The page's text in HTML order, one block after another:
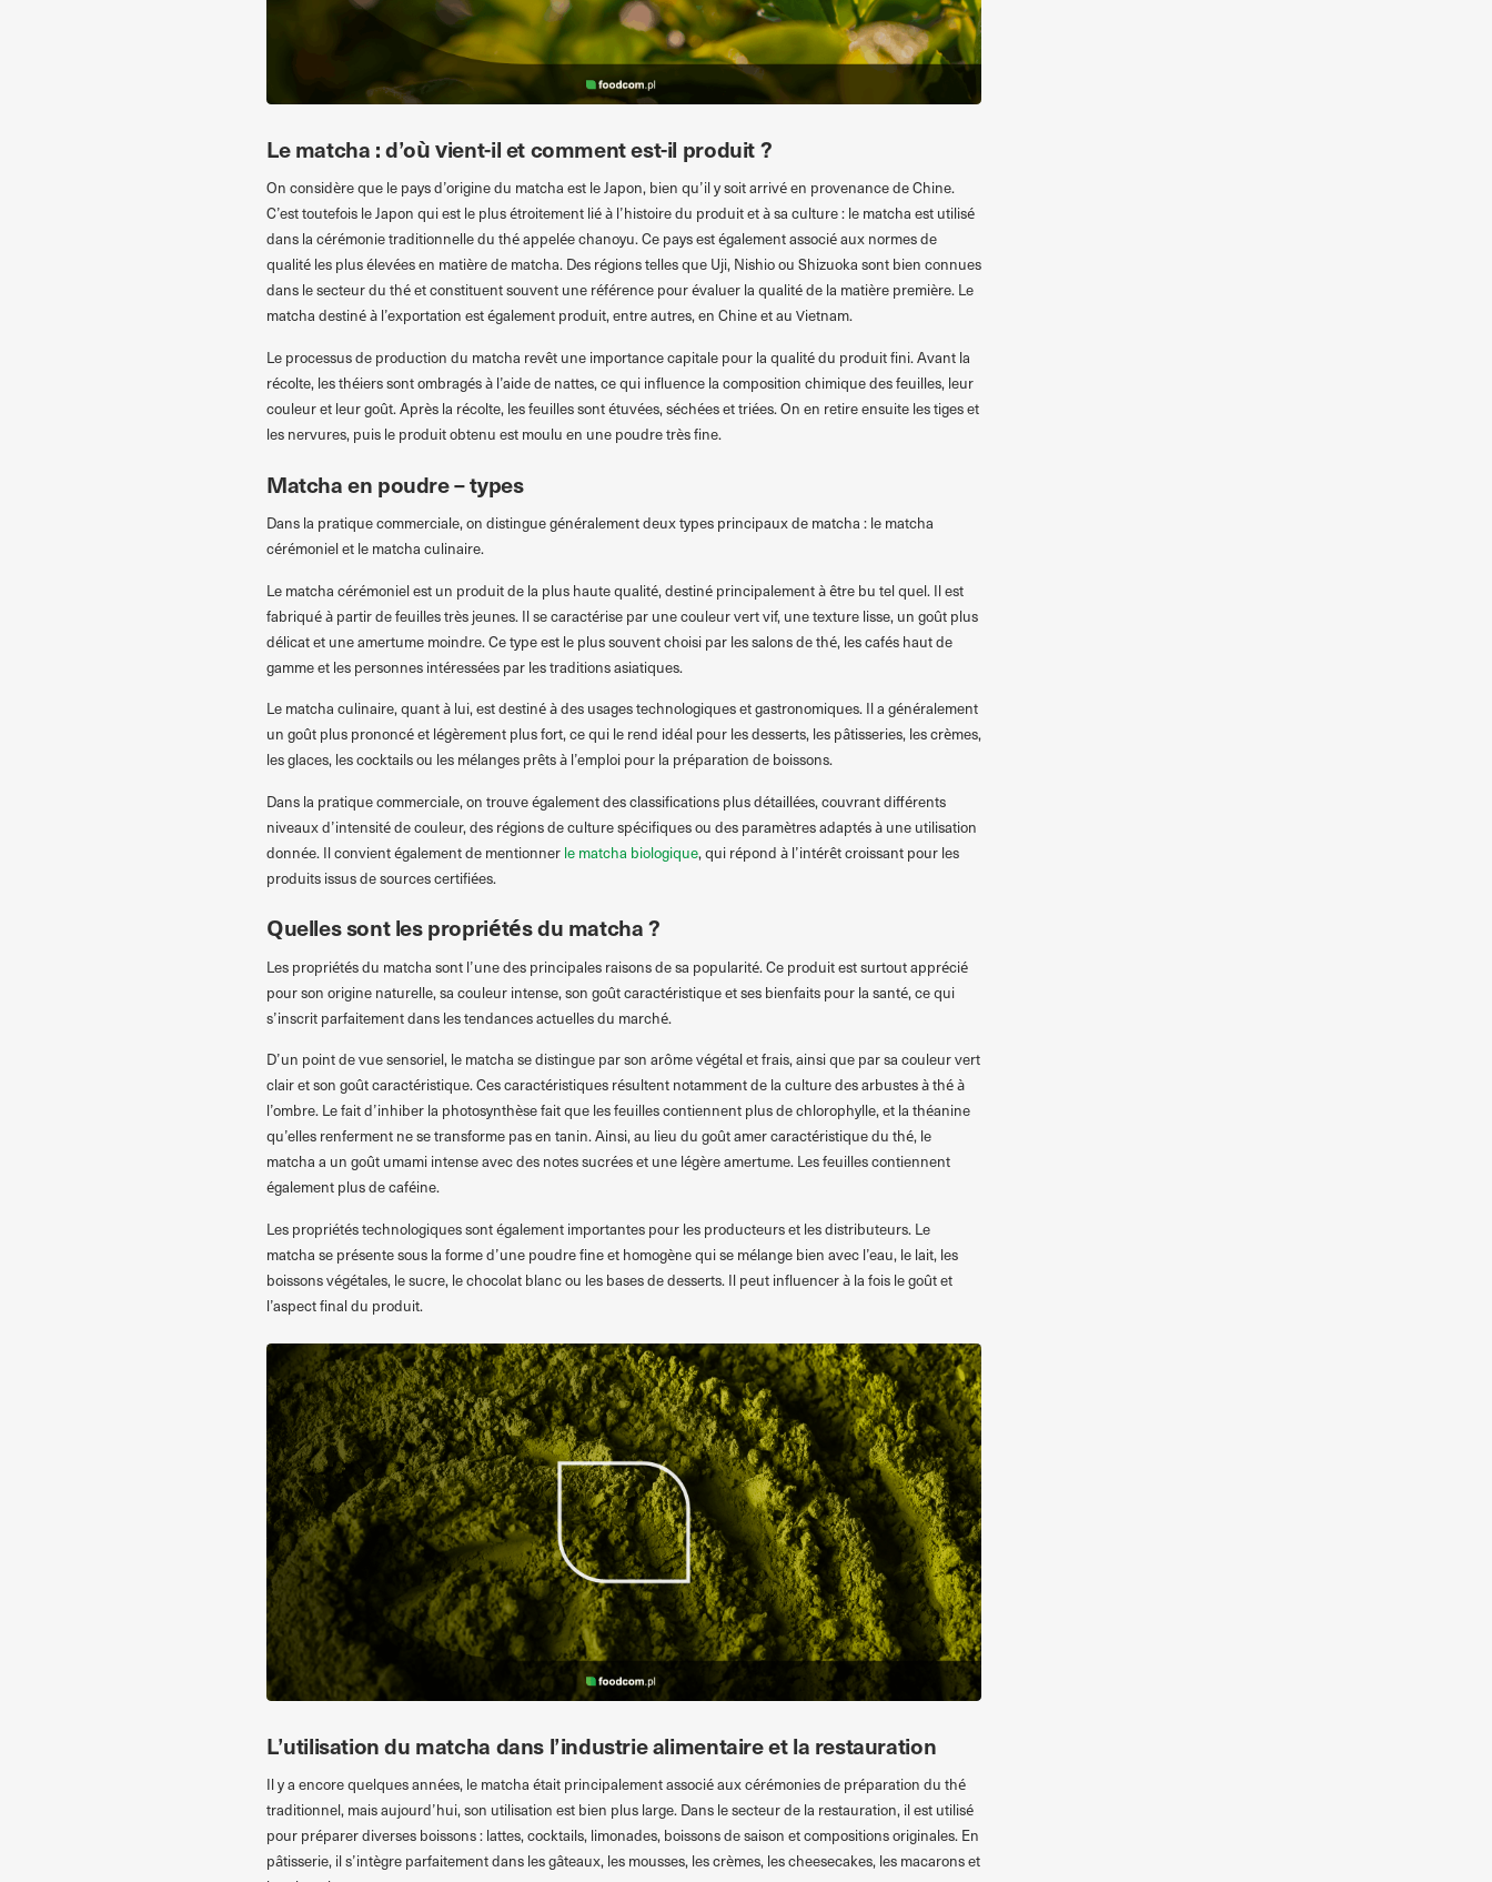
Le matcha : d’où vient-il et comment est-il produit ?
On considère que le pays d’origine du matcha est le Japon, bien qu’il y soit arrivé en provenance de Chine.
C’est toutefois le Japon qui est le plus étroitement lié à l’histoire du produit et à sa culture : le matcha est utilisé
dans la cérémonie traditionnelle du thé appelée chanoyu. Ce pays est également associé aux normes de
qualité les plus élevées en matière de matcha. Des régions telles que Uji, Nishio ou Shizuoka sont bien connues
dans le secteur du thé et constituent souvent une référence pour évaluer la qualité de la matière première. Le
matcha destiné à l’exportation est également produit, entre autres, en Chine et au Vietnam.
Le processus de production du matcha revêt une importance capitale pour la qualité du produit fini. Avant la
récolte, les théiers sont ombragés à l’aide de nattes, ce qui influence la composition chimique des feuilles, leur
couleur et leur goût. Après la récolte, les feuilles sont étuvées, séchées et triées. On en retire ensuite les tiges et
les nervures, puis le produit obtenu est moulu en une poudre très fine.
Matcha en poudre – types
Dans la pratique commerciale, on distingue généralement deux types principaux de matcha : le matcha
cérémoniel et le matcha culinaire.
Le matcha cérémoniel est un produit de la plus haute qualité, destiné principalement à être bu tel quel. Il est
fabriqué à partir de feuilles très jeunes. Il se caractérise par une couleur vert vif, une texture lisse, un goût plus
délicat et une amertume moindre. Ce type est le plus souvent choisi par les salons de thé, les cafés haut de
gamme et les personnes intéressées par les traditions asiatiques.
Le matcha culinaire, quant à lui, est destiné à des usages technologiques et gastronomiques. Il a généralement
un goût plus prononcé et légèrement plus fort, ce qui le rend idéal pour les desserts, les pâtisseries, les crèmes,
les glaces, les cocktails ou les mélanges prêts à l’emploi pour la préparation de boissons.
Dans la pratique commerciale, on trouve également des classifications plus détaillées, couvrant différents
niveaux d’intensité de couleur, des régions de culture spécifiques ou des paramètres adaptés à une utilisation
donnée. Il convient également de mentionner le matcha biologique, qui répond à l’intérêt croissant pour les
produits issus de sources certifiées.
Quelles sont les propriétés du matcha ?
Les propriétés du matcha sont l’une des principales raisons de sa popularité. Ce produit est surtout apprécié
pour son origine naturelle, sa couleur intense, son goût caractéristique et ses bienfaits pour la santé, ce qui
s’inscrit parfaitement dans les tendances actuelles du marché.
D’un point de vue sensoriel, le matcha se distingue par son arôme végétal et frais, ainsi que par sa couleur vert
clair et son goût caractéristique. Ces caractéristiques résultent notamment de la culture des arbustes à thé à
l’ombre. Le fait d’inhiber la photosynthèse fait que les feuilles contiennent plus de chlorophylle, et la théanine
qu’elles renferment ne se transforme pas en tanin. Ainsi, au lieu du goût amer caractéristique du thé, le
matcha a un goût umami intense avec des notes sucrées et une légère amertume. Les feuilles contiennent
également plus de caféine.
Les propriétés technologiques sont également importantes pour les producteurs et les distributeurs. Le
matcha se présente sous la forme d’une poudre fine et homogène qui se mélange bien avec l’eau, le lait, les
boissons végétales, le sucre, le chocolat blanc ou les bases de desserts. Il peut influencer à la fois le goût et
l’aspect final du produit.
L’utilisation du matcha dans l’industrie alimentaire et la restauration
Il y a encore quelques années, le matcha était principalement associé aux cérémonies de préparation du thé
traditionnel, mais aujourd’hui, son utilisation est bien plus large. Dans le secteur de la restauration, il est utilisé
pour préparer diverses boissons : lattes, cocktails, limonades, boissons de saison et compositions originales. En
pâtisserie, il s’intègre parfaitement dans les gâteaux, les mousses, les crèmes, les cheesecakes, les macarons et